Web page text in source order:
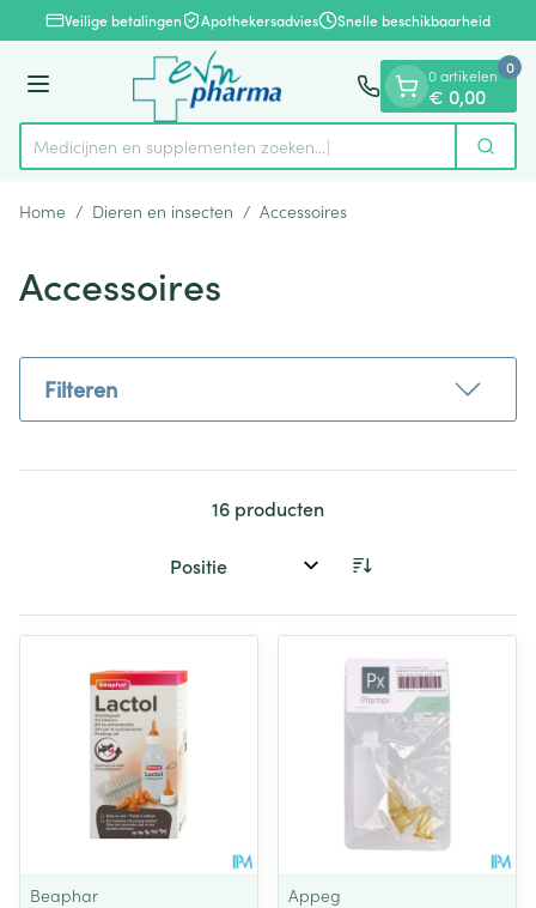
Ga naar de inhoud
1 van 1Veilige betalingen Apothekersadvies Snelle beschikbaarheid
Menu
Product, merk, categorie...
Medicijnen en supplementen zoeken... Zoek
0 artikelen
€ 0,00
0
Home / Dieren en insecten / Accessoires
Accessoires
Filteren
16 producten
Sorteer op:
Beaphar
Appeg